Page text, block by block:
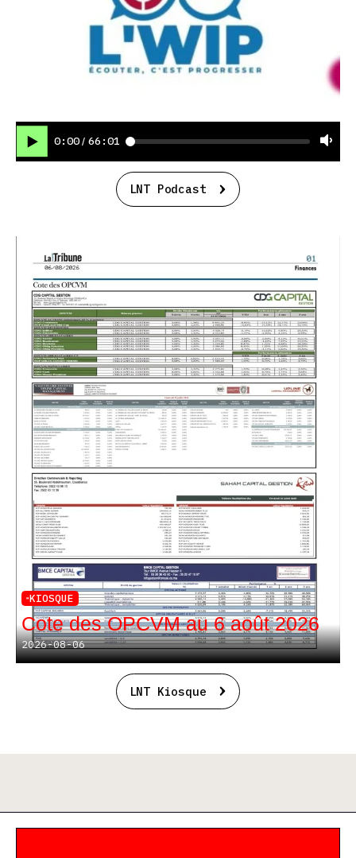
0:00 / 66:01
LNT Podcast
KIOSQUE
Cote des OPCVM au 6 août 2026
2026-08-06
LNT Kiosque